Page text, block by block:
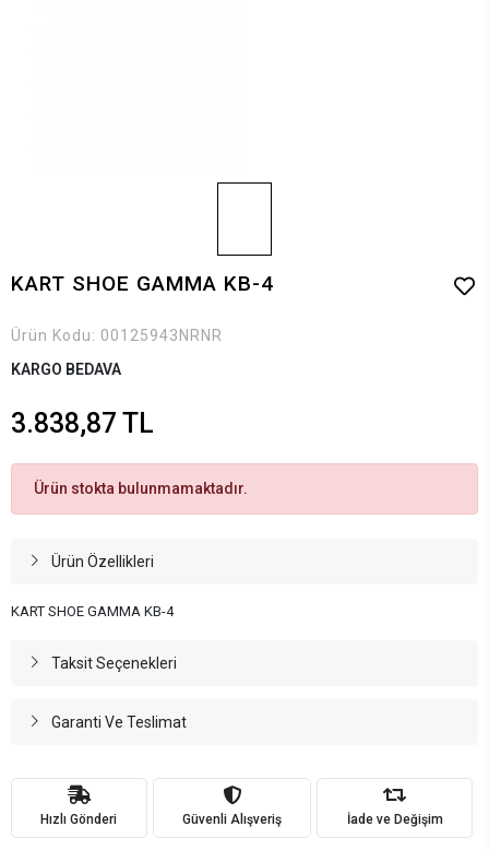
KART SHOE GAMMA KB-4
Ürün Kodu: 00125943NRNR
KARGO BEDAVA
3.838,87 TL
Ürün stokta bulunmamaktadır.
Ürün Özellikleri
KART SHOE GAMMA KB-4
Taksit Seçenekleri
Garanti Ve Teslimat
Hızlı Gönderi Güvenli Alışveriş İade ve Değişim